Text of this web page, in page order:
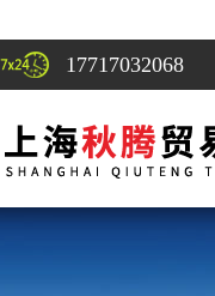
17717032068